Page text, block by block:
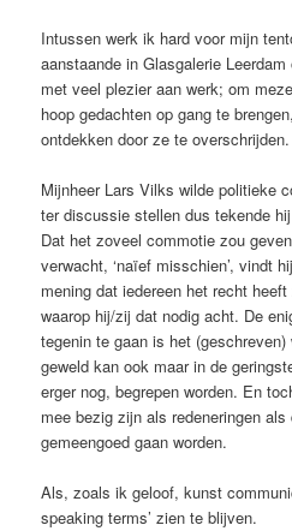
Intussen werk ik hard voor mijn
aanstaande in Glasgalerie
met veel plezier aan werk; om
hoop gedachten op gang te
ontdekken door ze te overschrijden.
Mijnheer Lars Vilks wilde politieke
ter discussie stellen dus tekende
Dat het zoveel commotie zou
verwacht, ‘naïef misschien’, vindt
mening dat iedereen het recht
waarop hij/zij dat nodig acht. De
tegenin te gaan is het
geweld kan ook maar in de
erger nog, begrepen worden. En
mee bezig zijn als redeneringen
gemeengoed gaan worden.
Als, zoals ik geloof, kunst
speaking terms’ zien te blijven.